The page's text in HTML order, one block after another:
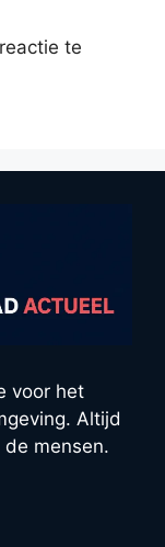
te
voor het
Altijd
mensen.